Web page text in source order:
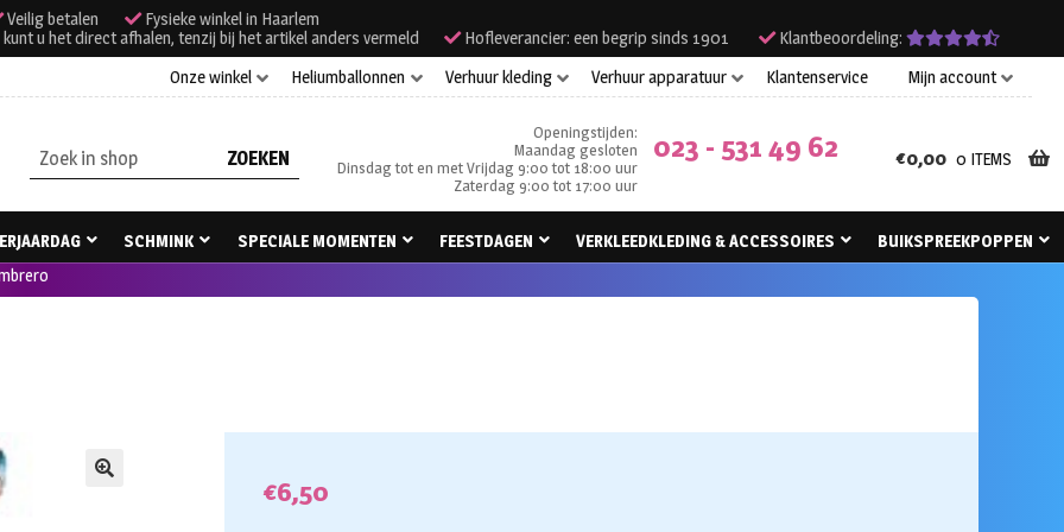
Veilig betalen
Fysieke winkel in Haarlem
u het direct afhalen, tenzij bij het artikel anders vermeld
Hofleverancier: een begrip sinds 1901
Klantbeoordeling:
Onze winkel
Heliumballonnen Verhuur kleding Verhuur apparatuur Klantenservice Mijn account
Zoeken
naar:
Openingstijden:
Maandag gesloten
Dinsdag tot en met Vrijdag 9:00 tot 18:00 uur
Zaterdag 9:00 tot 17:00 uur
023 - 531 49 62 €0,00 0 ITEMS
SCHMINK SPECIALE MOMENTEN FEESTDAGEN VERKLEEDKLEDING & ACCESSOIRES
BUIKSPREEKPOPPEN
€6,50